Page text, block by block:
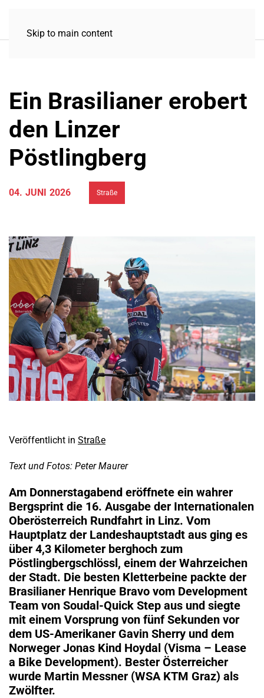
Skip to main content
Ein Brasilianer erobert
den Linzer
Pöstlingberg
04. JUNI 2026 Straße
Veröffentlicht in Straße
Text und Fotos: Peter Maurer
Am Donnerstagabend eröffnete ein wahrer
Bergsprint die 16. Ausgabe der Internationalen
Oberösterreich Rundfahrt in Linz. Vom
Hauptplatz der Landeshauptstadt aus ging es
über 4,3 Kilometer berghoch zum
Pöstlingbergschlössl, einem der Wahrzeichen
der Stadt. Die besten Kletterbeine packte der
Brasilianer Henrique Bravo vom Development
Team von Soudal-Quick Step aus und siegte
mit einem Vorsprung von fünf Sekunden vor
dem US-Amerikaner Gavin Sherry und dem
Norweger Jonas Kind Hoydal (Visma – Lease
a Bike Development). Bester Österreicher
wurde Martin Messner (WSA KTM Graz) als
Zwölfter.